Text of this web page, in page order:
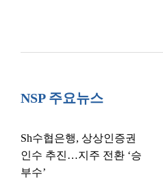
NSP 주요뉴스
Sh수협은행, 상상인증권
인수 추진…지주 전환 ‘승
부수’